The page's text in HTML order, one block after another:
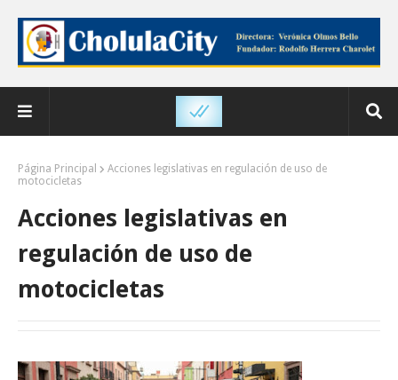
Página Principal
Acciones legislativas en regulación de uso de
motocicletas
Acciones legislativas en
regulación de uso de
motocicletas